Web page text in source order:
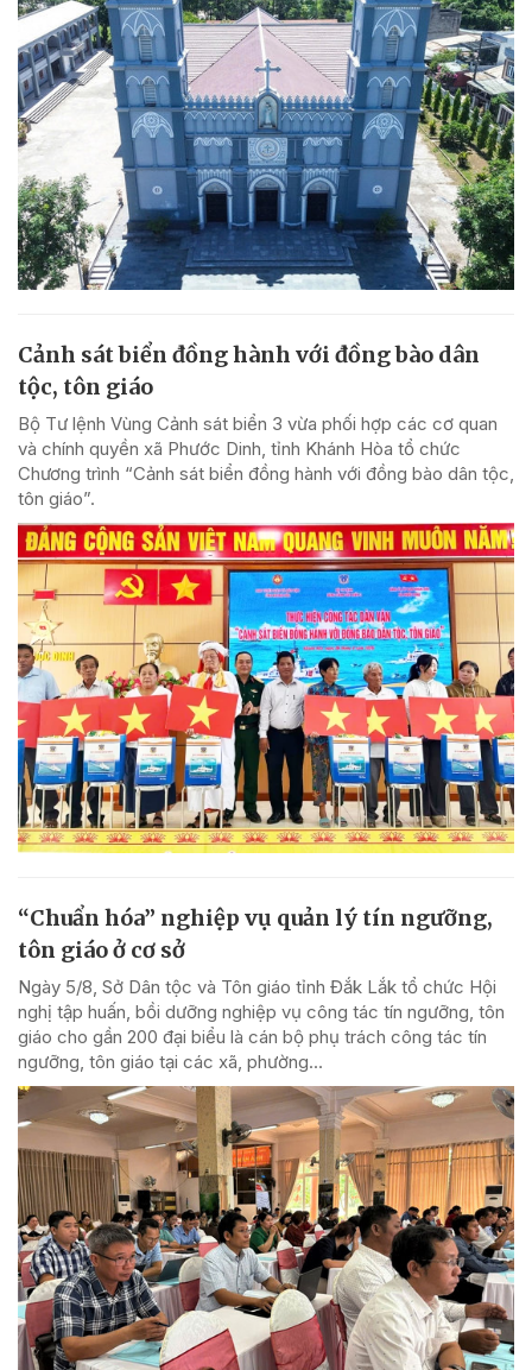
Cảnh sát biển đồng hành với đồng bào dân
tộc, tôn giáo
Bộ Tư lệnh Vùng Cảnh sát biển 3 vừa phối hợp các cơ quan
và chính quyền xã Phước Dinh, tỉnh Khánh Hòa tổ chức
Chương trình “Cảnh sát biển đồng hành với đồng bào dân tộc,
tôn giáo”.
“Chuẩn hóa” nghiệp vụ quản lý tín ngưỡng,
tôn giáo ở cơ sở
Ngày 5/8, Sở Dân tộc và Tôn giáo tỉnh Đắk Lắk tổ chức Hội
nghị tập huấn, bồi dưỡng nghiệp vụ công tác tín ngưỡng, tôn
giáo cho gần 200 đại biểu là cán bộ phụ trách công tác tín
ngưỡng, tôn giáo tại các xã, phường...